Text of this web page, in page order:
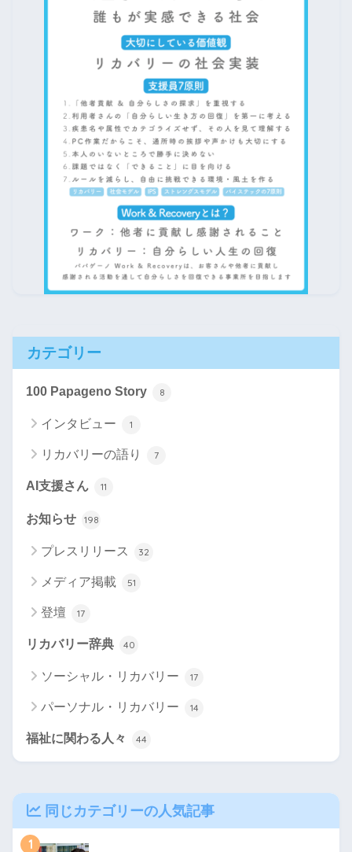
カテゴリー
100 Papageno Story 8
インタビュー 1
リカバリーの語り 7
AI支援さん 11
お知らせ 198
プレスリリース 32
メディア掲載 51
登壇 17
リカバリー辞典 40
ソーシャル・リカバリー 17
パーソナル・リカバリー 14
福祉に関わる人々 44
同じカテゴリーの人気記事
1